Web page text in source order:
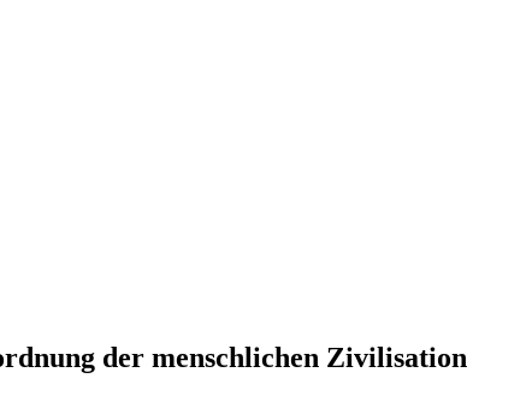
der menschlichen Zivilisation